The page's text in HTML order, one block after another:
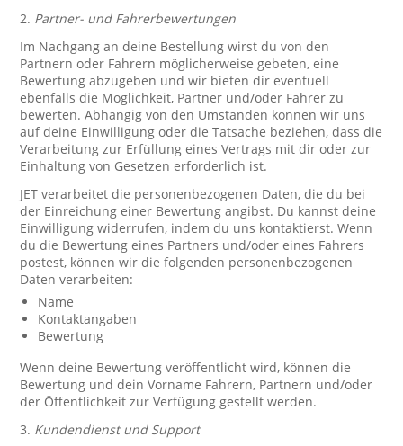
2. Partner- und Fahrerbewertungen
Im Nachgang an deine Bestellung wirst du von den
Partnern oder Fahrern möglicherweise gebeten, eine
Bewertung abzugeben und wir bieten dir eventuell
ebenfalls die Möglichkeit, Partner und/oder Fahrer zu
bewerten. Abhängig von den Umständen können wir uns
auf deine Einwilligung oder die Tatsache beziehen, dass die
Verarbeitung zur Erfüllung eines Vertrags mit dir oder zur
Einhaltung von Gesetzen erforderlich ist.
JET verarbeitet die personenbezogenen Daten, die du bei
der Einreichung einer Bewertung angibst. Du kannst deine
Einwilligung widerrufen, indem du uns kontaktierst. Wenn
du die Bewertung eines Partners und/oder eines Fahrers
postest, können wir die folgenden personenbezogenen
Daten verarbeiten:
Name
Kontaktangaben
Bewertung
Wenn deine Bewertung veröffentlicht wird, können die
Bewertung und dein Vorname Fahrern, Partnern und/oder
der Öffentlichkeit zur Verfügung gestellt werden.
3. Kundendienst und Support